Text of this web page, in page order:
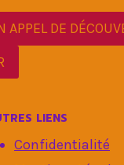
APPEL DE
LIENS
Confidentialité